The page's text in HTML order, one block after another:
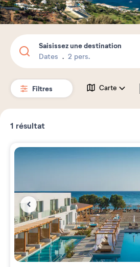
Saisissez une destination
Dates 2 pers.
Filtres Carte
1 résultat